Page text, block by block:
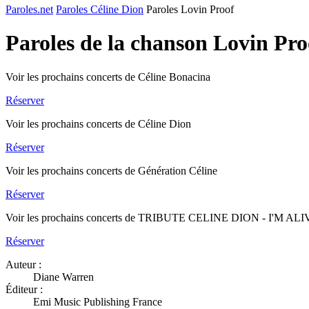
Paroles.net Paroles Céline Dion Paroles Lovin Proof
Paroles de la chanson Lovin
Voir les prochains concerts de Céline Bonacina
Réserver
Voir les prochains concerts de Céline Dion
Réserver
Voir les prochains concerts de Génération Céline
Réserver
Voir les prochains concerts de TRIBUTE CELINE DION - I'M
Réserver
Auteur :
Diane Warren
Éditeur :
Emi Music Publishing France